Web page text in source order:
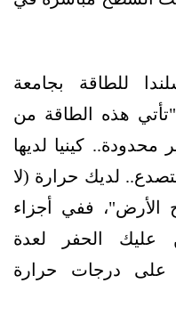
للطاقة بجامعة
هذه الطاقة من
كينيا لديها
لديك حرارة (لا
ففي أجزاء
عليك الحفر لعدة
على درجات حرارة